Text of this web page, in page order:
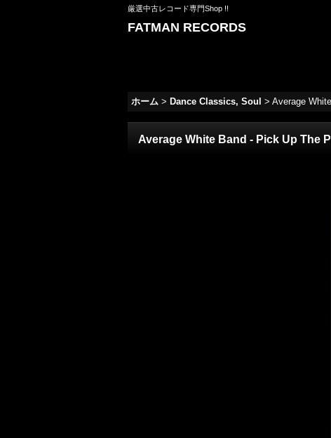
厳選中古レコード専門Shop !!
FATMAN RECORDS
ホーム > Dance Classics, Soul > Average
Average White Band - Pick Up The